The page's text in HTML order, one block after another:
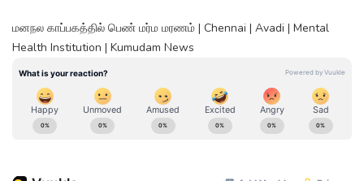
மனநல காப்பகத்தில் பெண் மர்ம மரணம் | Chennai | Avadi | Mental
Health Institution | Kumudam News